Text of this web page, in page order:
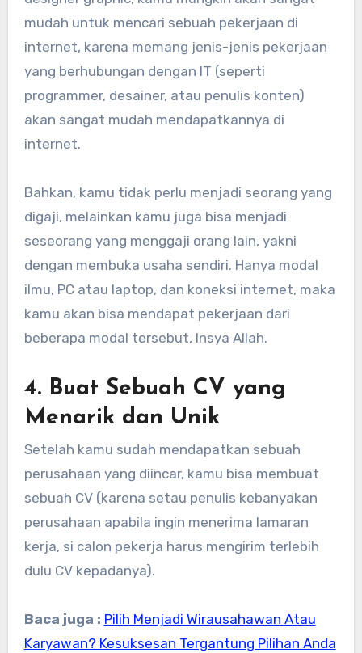
mudah untuk mencari sebuah pekerjaan di
internet, karena memang jenis-jenis pekerjaan
yang berhubungan dengan IT (seperti
programmer, desainer, atau penulis konten)
akan sangat mudah mendapatkannya di
internet.
Bahkan, kamu tidak perlu menjadi seorang yang
digaji, melainkan kamu juga bisa menjadi
seseorang yang menggaji orang lain, yakni
dengan membuka usaha sendiri. Hanya modal
ilmu, PC atau laptop, dan koneksi internet, maka
kamu akan bisa mendapat pekerjaan dari
beberapa modal tersebut, Insya Allah.
4. Buat Sebuah CV yang
Menarik dan Unik
Setelah kamu sudah mendapatkan sebuah
perusahaan yang diincar, kamu bisa membuat
sebuah CV (karena setau penulis kebanyakan
perusahaan apabila ingin menerima lamaran
kerja, si calon pekerja harus mengirim terlebih
dulu CV kepadanya).
Baca juga : Pilih Menjadi Wirausahawan Atau
Karyawan? Kesuksesan Tergantung Pilihan Anda